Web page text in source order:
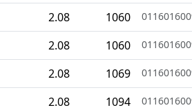
2.08 1060
2.08 1060
2.08 1069
2.08 1094